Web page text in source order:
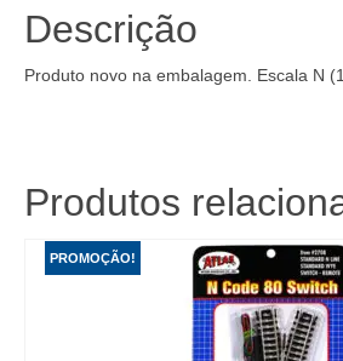
Descrição
Produto novo na embalagem. Escala N
Produtos
PROMOÇÃO!